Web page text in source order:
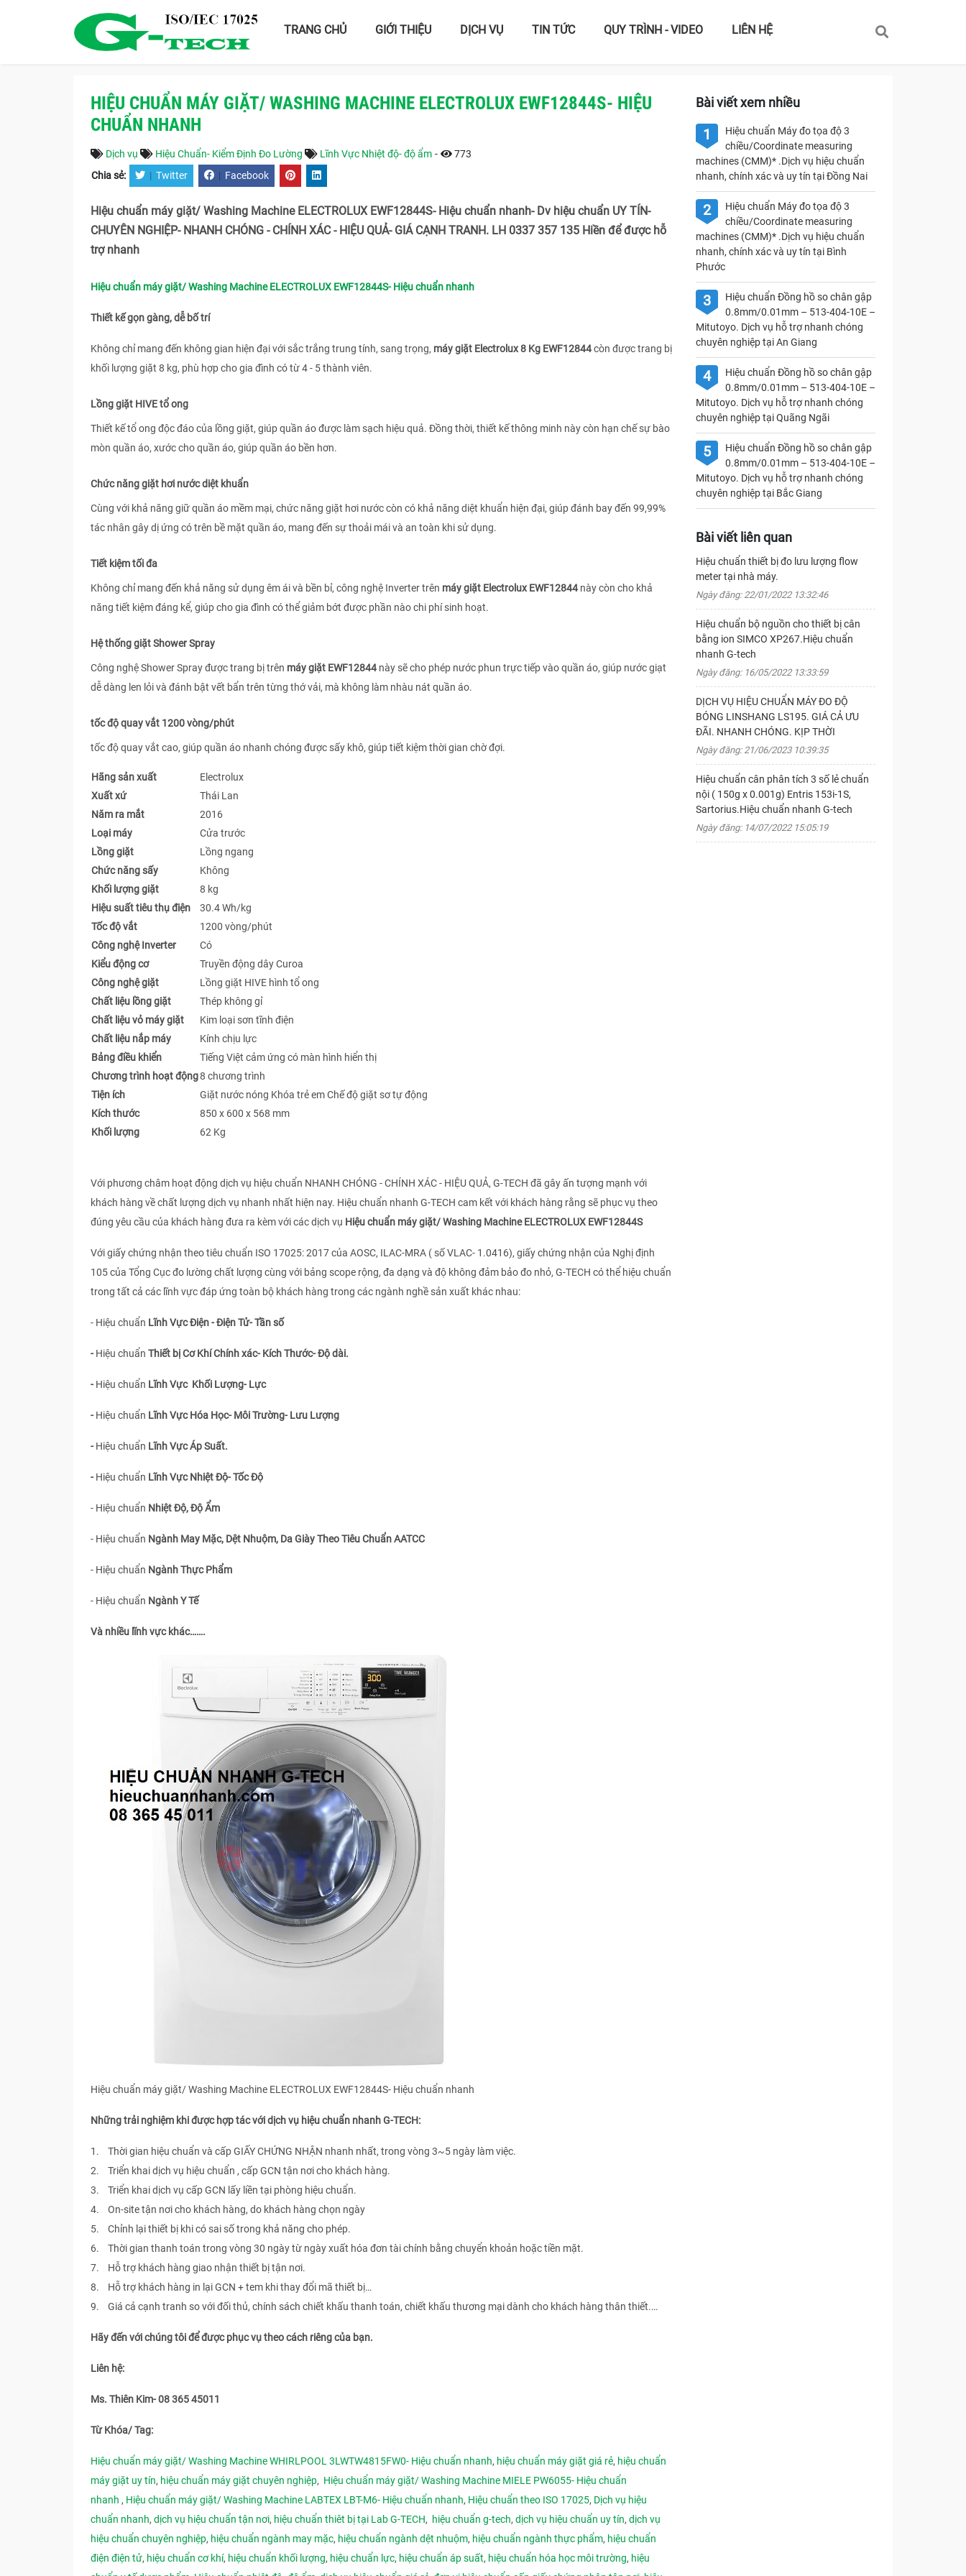
TRANG CHỦ GIỚI THIỆU DỊCH VỤ TIN TỨC QUY TRÌNH - VIDEO LIÊN HỆ
HIỆU CHUẨN MÁY GIẶT/ WASHING MACHINE ELECTROLUX EWF12844S- HIỆU
CHUẨN NHANH
Dịch vụ Hiệu Chuẩn- Kiểm Định Đo Lường Lĩnh Vực Nhiệt độ- độ ẩm - 773
Chia sẻ: | Twitter | Facebook
Hiệu chuẩn máy giặt/ Washing Machine ELECTROLUX EWF12844S- Hiệu chuẩn nhanh- Dv hiệu chuẩn UY TÍN-
CHUYÊN NGHIỆP- NHANH CHÓNG - CHÍNH XÁC - HIỆU QUẢ- GIÁ CẠNH TRANH. LH 0337 357 135 Hiền để được hỗ
trợ nhanh
Hiệu chuẩn máy giặt/ Washing Machine ELECTROLUX EWF12844S- Hiệu chuẩn nhanh
Thiết kế gọn gàng, dễ bố trí
Không chỉ mang đến không gian hiện đại với sắc trắng trung tính, sang trọng, máy giặt Electrolux 8 Kg EWF12844còn được trang bị
khối lượng giặt 8 kg, phù hợp cho gia đình có từ 4 - 5 thành viên.
Lồng giặt HIVE tổ ong
Thiết kế tổ ong độc đáo của lồng giặt, giúp quần áo được làm sạch hiệu quả. Đồng thời, thiết kế thông minh này còn hạn chế sự bào
mòn quần áo, xước cho quần áo, giúp quần áo bền hơn.
Chức năng giặt hơi nước diệt khuẩn
Cùng với khả năng giữ quần áo mềm mại, chức năng giặt hơi nước còn có khả năng diệt khuẩn hiện đại, giúp đánh bay đến 99,99%
tác nhân gây dị ứng có trên bề mặt quần áo, mang đến sự thoải mái và an toàn khi sử dụng.
Tiết kiệm tối đa
Không chỉ mang đến khả năng sử dụng êm ái và bền bỉ, công nghệ Inverter trên máy giặt Electrolux EWF12844 này còn cho khả
năng tiết kiệm đáng kể, giúp cho gia đình có thể giảm bớt được phần nào chi phí sinh hoạt.
Hệ thống giặt Shower Spray
Công nghệ Shower Spray được trang bị trên máy giặt EWF12844 này sẽ cho phép nước phun trực tiếp vào quần áo, giúp nước giạt
dễ dàng len lỏi và đánh bật vết bẩn trên từng thớ vải, mà không làm nhàu nát quần áo.
tốc độ quay vắt 1200 vòng/phút
tốc độ quay vắt cao, giúp quần áo nhanh chóng được sấy khô, giúp tiết kiệm thời gian chờ đợi.
Hãng sản xuất
Electrolux
Xuất xứ
Thái Lan
Năm ra mắt
2016
Loại máy
Cửa trước
Lồng giặt
Lồng ngang
Chức năng sấy
Không
Khối lượng giặt
8 kg
Hiệu suất tiêu thụ điện
30.4 Wh/kg
Tốc độ vắt
1200 vòng/phút
Công nghệ Inverter
Có
Kiểu động cơ
Truyền động dây Curoa
Công nghệ giặt
Lồng giặt HIVE hình tổ ong
Chất liệu lồng giặt
Thép không gỉ
Chất liệu vỏ máy giặt
Kim loại sơn tĩnh điện
Chất liệu nắp máy
Kính chịu lực
Bảng điều khiển
Tiếng Việt cảm ứng có màn hình hiển thị
Chương trình hoạt động8 chương trình
Tiện ích
Giặt nước nóng Khóa trẻ em Chế độ giặt sơ tự động
Kích thước
850 x 600 x 568 mm
Khối lượng
62 Kg
Với phương châm hoạt động dịch vụ hiệu chuẩn NHANH CHÓNG - CHÍNH XÁC - HIỆU QUẢ, G-TECH đã gây ấn tượng mạnh với
khách hàng về chất lượng dịch vụ nhanh nhất hiện nay. Hiệu chuẩn nhanh G-TECH cam kết với khách hàng rằng sẽ phục vụ theo
đúng yêu cầu của khách hàng đưa ra kèm với các dịch vụ Hiệu chuẩn máy giặt/ Washing Machine ELECTROLUX EWF12844S
Với giấy chứng nhận theo tiêu chuẩn ISO 17025: 2017 của AOSC, ILAC-MRA ( số VLAC- 1.0416), giấy chứng nhận của Nghị định
105 của Tổng Cục đo lường chất lượng cùng với bảng scope rộng, đa dạng và độ không đảm bảo đo nhỏ, G-TECH có thể hiệu chuẩn
trong tất cả các lĩnh vực đáp ứng toàn bộ khách hàng trong các ngành nghề sản xuất khác nhau:
- Hiệu chuẩn Lĩnh Vực Điện - Điện Tử- Tần số
-Hiệu chuẩn Thiết bị Cơ Khí Chính xác- Kích Thước- Độ dài.
-Hiệu chuẩn Lĩnh Vực Khối Lượng- Lực
-Hiệu chuẩn Lĩnh Vực Hóa Học- Môi Trường- Lưu Lượng
-Hiệu chuẩn Lĩnh Vực Áp Suất.
-Hiệu chuẩn Lĩnh Vực Nhiệt Độ- Tốc Độ
- Hiệu chuẩn Nhiệt Độ, Độ Ẩm
- Hiệu chuẩn Ngành May Mặc, Dệt Nhuộm, Da Giày Theo Tiêu ChuẩnAATCC
- Hiệu chuẩn Ngành Thực Phẩm
- Hiệu chuẩn Ngành Y Tế
Và nhiều lĩnh vực khác…….
Hiệu chuẩn máy giặt/ Washing Machine ELECTROLUX EWF12844S- Hiệu chuẩn nhanh
Những trải nghiệm khi được hợp tác với dịch vụ hiệu chuẩn nhanh G-TECH:
1. Thời gian hiệu chuẩn và cấp GIẤY CHỨNG NHẬN nhanh nhất, trong vòng 3~5 ngày làm việc.
2. Triển khai dịch vụ hiệu chuẩn , cấp GCN tận nơi cho khách hàng.
3. Triển khai dịch vụ cấp GCN lấy liền tại phòng hiệu chuẩn.
4. On-site tận nơi cho khách hàng, do khách hàng chọn ngày
5. Chỉnh lại thiết bị khi có sai số trong khả năng cho phép.
6. Thời gian thanh toán trong vòng 30 ngày từ ngày xuất hóa đơn tài chính bằng chuyển khoản hoặc tiền mặt.
7. Hỗ trợ khách hàng giao nhận thiết bị tận nơi.
8. Hỗ trợ khách hàng in lại GCN + tem khi thay đổi mã thiết bị…
9. Giá cả cạnh tranh so với đối thủ, chính sách chiết khấu thanh toán, chiết khấu thương mại dành cho khách hàng thân thiết.…
Hãy đến với chúng tôi để được phục vụ theo cách riêng của bạn.
Liên hệ:
Ms. Thiên Kim- 08 365 45011
Từ Khóa/ Tag:
Hiệu chuẩn máy giặt/ Washing Machine WHIRLPOOL 3LWTW4815FW0- Hiệu chuẩn nhanh, hiệu chuẩn máy giặt giá rẻ, hiệu chuẩn
máy giặt uy tín, hiệu chuẩn máy giặt chuyên nghiệp, Hiệu chuẩn máy giặt/ Washing Machine MIELE PW6055- Hiệu chuẩn
nhanh , Hiệu chuẩn máy giặt/ Washing Machine LABTEX LBT-M6- Hiệu chuẩn nhanh, Hiệu chuẩn theo ISO 17025, Dịch vụ hiệu
chuẩn nhanh, dịch vụ hiệu chuẩn tận nơi, hiệu chuẩn thiêt bị tại Lab G-TECH, hiệu chuẩn g-tech, dịch vụ hiệu chuẩn uy tín, dịch vụ
hiệu chuẩn chuyên nghiệp, hiệu chuẩn ngành may mặc, hiệu chuẩn ngành dệt nhuộm, hiệu chuẩn ngành thực phẩm, hiệu chuẩn
điện điện tử, hiệu chuẩn cơ khí, hiệu chuẩn khối lượng, hiệu chuẩn lực, hiệu chuẩn áp suất, hiệu chuẩn hóa học môi trường, hiệu
Bài viết xem nhiều
1
Hiệu chuẩn Máy đo tọa độ 3
chiều/Coordinate measuring
machines (CMM)* .Dịch vụ hiệu chuẩn
nhanh, chính xác và uy tín tại Đồng Nai
2
Hiệu chuẩn Máy đo tọa độ 3
chiều/Coordinate measuring
machines (CMM)* .Dịch vụ hiệu chuẩn
nhanh, chính xác và uy tín tại Bình
Phước
3
Hiệu chuẩn Đồng hồ so chân gập
0.8mm/0.01mm – 513-404-10E –
Mitutoyo. Dịch vụ hỗ trợ nhanh chóng
chuyên nghiệp tại An Giang
4
Hiệu chuẩn Đồng hồ so chân gập
0.8mm/0.01mm – 513-404-10E –
Mitutoyo. Dịch vụ hỗ trợ nhanh chóng
chuyên nghiệp tại Quãng Ngãi
5
Hiệu chuẩn Đồng hồ so chân gập
0.8mm/0.01mm – 513-404-10E –
Mitutoyo. Dịch vụ hỗ trợ nhanh chóng
chuyên nghiệp tại Bắc Giang
Bài viết liên quan
Hiệu chuẩn thiết bị đo lưu lượng flow
meter tại nhà máy.
Ngày đăng: 22/01/2022 13:32:46
Hiệu chuẩn bộ nguồn cho thiết bị cân
bằng ion SIMCO XP267.Hiệu chuẩn
nhanh G-tech
Ngày đăng: 16/05/2022 13:33:59
DỊCH VỤ HIỆU CHUẨN MÁY ĐO ĐỘ
BÓNG LINSHANG LS195. GIÁ CẢ ƯU
ĐÃI. NHANH CHÓNG. KỊP THỜI
Ngày đăng: 21/06/2023 10:39:35
Hiệu chuẩn cân phân tích 3 số lẻ chuẩn
nội ( 150g x 0.001g) Entris 153i-1S,
Sartorius.Hiệu chuẩn nhanh G-tech
Ngày đăng: 14/07/2022 15:05:19